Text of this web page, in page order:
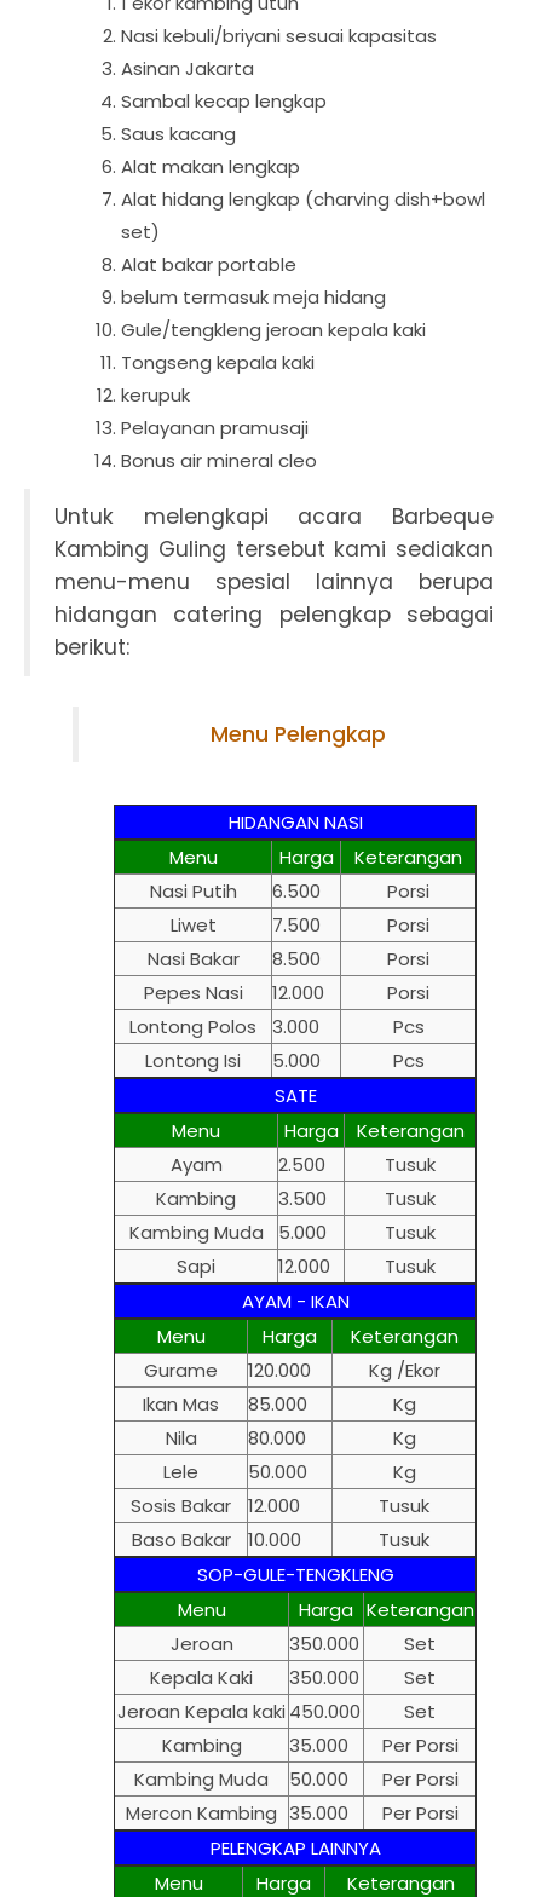
Nasi kebuli/briyani sesuai kapasitas
Asinan Jakarta
Sambal kecap lengkap
Saus kacang
Alat makan lengkap
Alat hidang lengkap (charving dish+bowl
set)
Alat bakar portable
belum termasuk meja hidang
Gule/tengkleng jeroan kepala kaki
Tongseng kepala kaki
kerupuk
Pelayanan pramusaji
Bonus air mineral cleo
Untuk melengkapi acara Barbeque
Kambing Guling tersebut kami sediakan
menu-menu spesial lainnya berupa
hidangan catering pelengkap sebagai
berikut:
Menu Pelengkap
HIDANGAN NASI
Menu
Harga
Keterangan
Nasi Putih
6.500
Porsi
Liwet
7.500
Porsi
Nasi Bakar
8.500
Porsi
Pepes Nasi
12.000
Porsi
Lontong Polos
3.000
Pcs
Lontong Isi
5.000
Pcs
SATE
Menu
Harga
Keterangan
Ayam
2.500
Tusuk
Kambing
3.500
Tusuk
Kambing Muda
5.000
Tusuk
Sapi
12.000
Tusuk
AYAM - IKAN
Menu
Harga
Keterangan
Gurame
120.000
Kg /Ekor
Ikan Mas
85.000
Kg
Nila
80.000
Kg
Lele
50.000
Kg
Sosis Bakar
12.000
Tusuk
Baso Bakar
10.000
Tusuk
SOP-GULE-TENGKLENG
Menu
Harga Keterangan
Jeroan
350.000
Set
Kepala Kaki
350.000
Set
Jeroan Kepala kaki 450.000
Set
Kambing
35.000
Per Porsi
Kambing Muda
50.000
Per Porsi
Mercon Kambing 35.000
Per Porsi
PELENGKAP LAINNYA
Menu
Harga
Keterangan